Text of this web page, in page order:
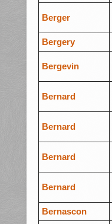
Berger
Bergery
Bergevin
Bernard
Bernard
Bernard
Bernard
Bernascon